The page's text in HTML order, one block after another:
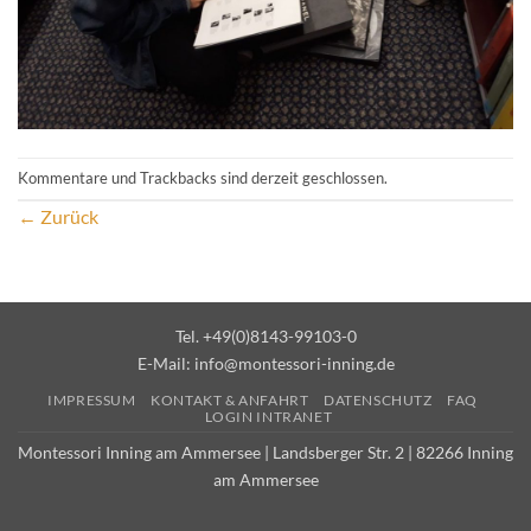
Kommentare und Trackbacks sind derzeit geschlossen.
← Zurück
Tel. +49(0)8143-99103-0
E-Mail: info@montessori-inning.de
IMPRESSUM KONTAKT & ANFAHRT DATENSCHUTZ
FAQ
LOGIN INTRANET
Montessori Inning am Ammersee | Landsberger Str. 2 | 82266 Inning
am Ammersee